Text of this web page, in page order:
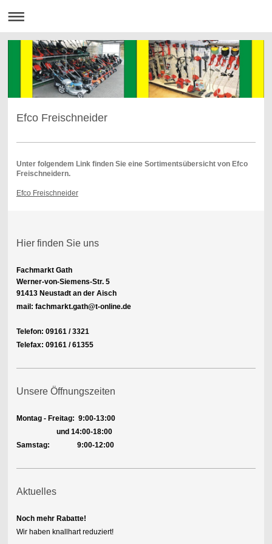
Efco Freischneider
Unter folgendem Link finden Sie eine Sortimentsübersicht von Efco
Freischneidern.
Efco Freischneider
Hier finden Sie uns
Fachmarkt Gath
Werner-von-Siemens-Str. 5
91413 Neustadt an der Aisch
mail: fachmarkt.gath@t-online.de
Telefon: 09161 / 3321
Telefax: 09161 / 61355
Unsere Öffnungszeiten
Montag - Freitag: 9:00-13:00
und 14:00-18:00
Samstag: 9:00-12:00
Aktuelles
Noch mehr Rabatte!
Wir haben knallhart reduziert!